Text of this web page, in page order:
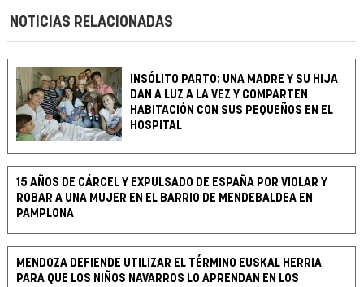
NOTICIAS RELACIONADAS
INSÓLITO PARTO: UNA MADRE Y SU HIJA
DAN A LUZ A LA VEZ Y COMPARTEN
HABITACIÓN CON SUS PEQUEÑOS EN EL
HOSPITAL
15 AÑOS DE CÁRCEL Y EXPULSADO DE ESPAÑA POR VIOLAR Y
ROBAR A UNA MUJER EN EL BARRIO DE MENDEBALDEA EN
PAMPLONA
MENDOZA DEFIENDE UTILIZAR EL TÉRMINO EUSKAL HERRIA
PARA QUE LOS NIÑOS NAVARROS LO APRENDAN EN LOS